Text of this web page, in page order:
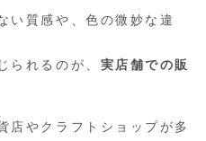
い質感や、色の微妙な違
られるのが、 実店舗での販
店やクラフトショップが多